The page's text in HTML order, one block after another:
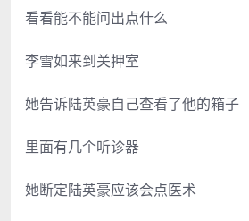
看看能不能问出点什么
李雪如来到关押室
她告诉陆英豪自己查看了他的箱子
里面有几个听诊器
她断定陆英豪应该会点医术